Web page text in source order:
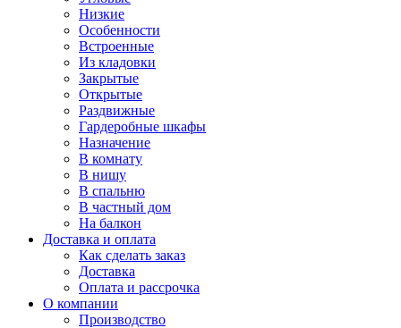
Низкие
Особенности
Встроенные
Из кладовки
Закрытые
Открытые
Раздвижные
Гардеробные шкафы
Назначение
В комнату
В нишу
В спальню
В частный дом
На балкон
Доставка и оплата
Как сделать заказ
Доставка
Оплата и рассрочка
О компании
Производство